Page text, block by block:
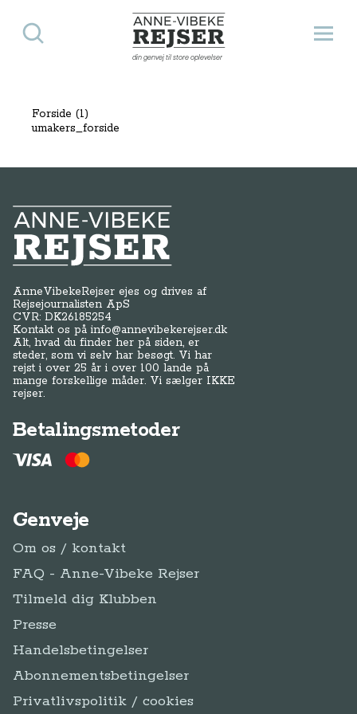
Anne-Vibeke Rejser
din genvej til store oplevelser
Åbn
Søg
Forside (1)
umakers_forside
Anne-Vibeke Rejser
AnneVibekeRejser ejes og drives af
Rejsejournalisten ApS
CVR: DK26185254
Kontakt os påinfo@annevibekerejser.dk
Alt, hvad du finder her på siden, er
steder, som vi selv har besøgt. Vi har
rejst i over 25 år i over 100 lande på
mange forskellige måder. Vi sælger IKKE
rejser.
Betalingsmetoder
Genveje
Om os / kontakt
FAQ - Anne-Vibeke Rejser
Tilmeld dig Klubben
Presse
Handelsbetingelser
Abonnementsbetingelser
Privatlivspolitik / cookies